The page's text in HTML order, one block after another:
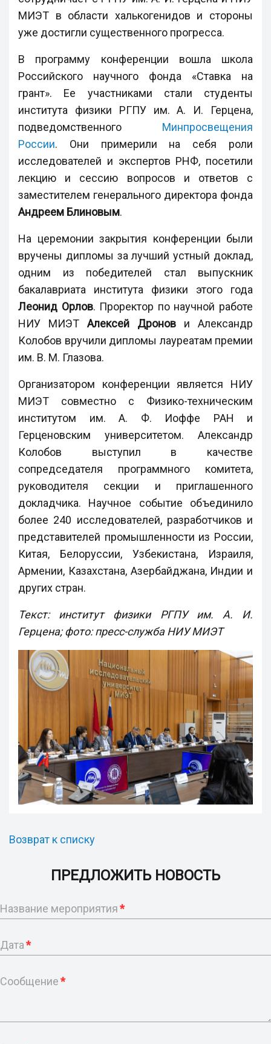
МИЭТ в области халькогенидов и стороны
уже достигли существенного прогресса.
В программу конференции вошла школа
Российского научного фонда «Ставка на
грант». Ее участниками стали студенты
института физики РГПУ им. А. И. Герцена,
подведомственного Минпросвещения
России. Они примерили на себя роли
исследователей и экспертов РНФ, посетили
лекцию и сессию вопросов и ответов с
заместителем генерального директора фонда
Андреем Блиновым.
На церемонии закрытия конференции были
вручены дипломы за лучший устный доклад,
одним из победителей стал выпускник
бакалавриата института физики этого года
Леонид Орлов. Проректор по научной работе
НИУ МИЭТ Алексей Дронов и Александр
Колобов вручили дипломы лауреатам премии
им. В. М. Глазова.
Организатором конференции является НИУ
МИЭТ совместно с Физико-техническим
институтом им. А. Ф. Иоффе РАН и
Герценовским университетом. Александр
Колобов выступил в качестве
сопредседателя программного комитета,
руководителя секции и приглашенного
докладчика. Научное событие объединило
более 240 исследователей, разработчиков и
представителей промышленности из России,
Китая, Белоруссии, Узбекистана, Израиля,
Армении, Казахстана, Азербайджана, Индии и
других стран.
Текст: институт физики РГПУ им. А. И.
Герцена; фото: пресс-служба НИУ МИЭТ
Возврат к списку
ПРЕДЛОЖИТЬ НОВОСТЬ
Название мероприятия*
Дата*
Сообщение*